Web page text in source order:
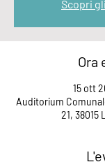
Scopri
Ora
15 ott
Auditorium
21, 38015